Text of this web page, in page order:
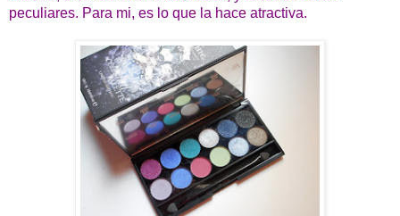
peculiares. Para mi, es lo que la hace atractiva.